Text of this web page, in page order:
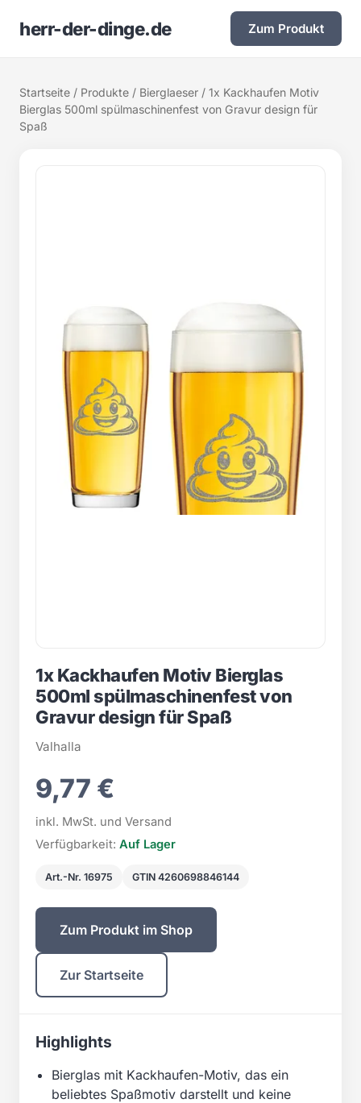
herr-der-dinge.de Zum Produkt
Startseite / Produkte / Bierglaeser / 1x Kackhaufen Motiv
Bierglas 500ml spülmaschinenfest von Gravur design für
Spaß
1x Kackhaufen Motiv Bierglas
500ml spülmaschinenfest von
Gravur design für Spaß
Valhalla
9,77 €
inkl. MwSt. und Versand
Verfügbarkeit: Auf Lager
Art.-Nr. 16975 GTIN 4260698846144
Zum Produkt im Shop
Zur Startseite
Highlights
Bierglas mit Kackhaufen-Motiv, das ein
beliebtes Spaßmotiv darstellt und keine